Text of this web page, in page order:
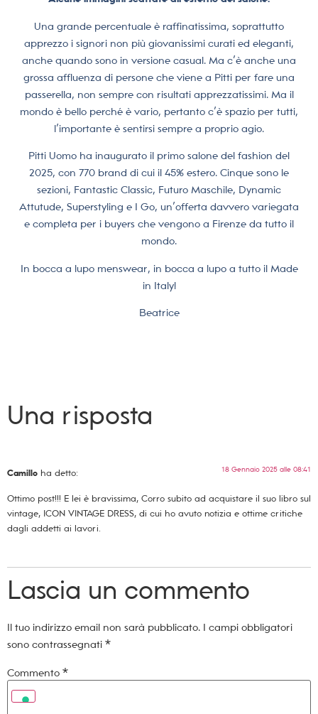
Una grande percentuale è raffinatissima, soprattutto
apprezzo i signori non più giovanissimi curati ed eleganti,
anche quando sono in versione casual. Ma c’è anche una
grossa affluenza di persone che viene a Pitti per fare una
passerella, non sempre con risultati apprezzatissimi. Ma il
mondo è bello perché è vario, pertanto c’è spazio per tutti,
l’importante è sentirsi sempre a proprio agio.
Pitti Uomo ha inaugurato il primo salone del fashion del
2025, con 770 brand di cui il 45% estero. Cinque sono le
sezioni, Fantastic Classic, Futuro Maschile, Dynamic
Attutude, Superstyling e I Go, un’offerta davvero variegata
e completa per i buyers che vengono a Firenze da tutto il
mondo.
In bocca a lupo menswear, in bocca a lupo a tutto il Made
in Italy!
Beatrice
Una risposta
Camillo ha detto: 18 Gennaio 2025 alle 08:41
Ottimo post!!! E lei è bravissima, Corro subito ad acquistare il suo libro sul
vintage, ICON VINTAGE DRESS, di cui ho avuto notizia e ottime critiche
dagli addetti ai lavori.
Lascia un commento
Il tuo indirizzo email non sarà pubblicato. I campi obbligatori
sono contrassegnati *
Commento *